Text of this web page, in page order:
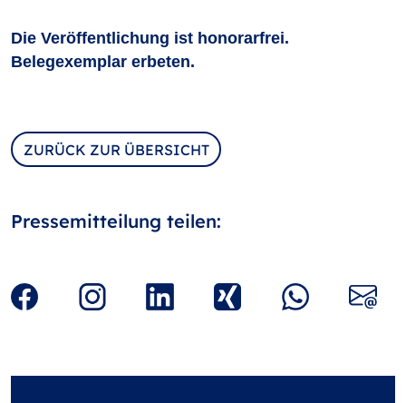
Die Veröffentlichung ist honorarfrei.
Belegexemplar erbeten.
ZURÜCK ZUR ÜBERSICHT
Pressemitteilung teilen: